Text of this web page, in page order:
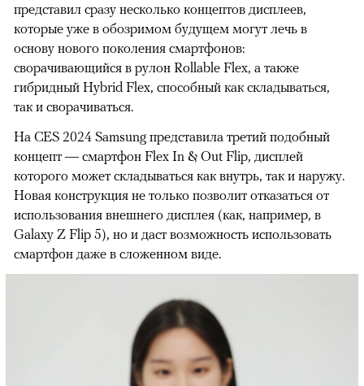
представил сразу несколько концептов дисплеев,
которые уже в обозримом будущем могут лечь в
основу нового поколения смартфонов:
сворачивающийся в рулон Rollable Flex, а также
гибридный Hybrid Flex, способный как складываться,
так и сворачиваться.
На CES 2024 Samsung представила третий подобный
концепт — смартфон Flex In & Out Flip, дисплей
которого может складываться как внутрь, так и наружу.
Новая конструкция не только позволит отказаться от
использования внешнего дисплея (как, например, в
Galaxy Z Flip 5), но и даст возможность использовать
смартфон даже в сложенном виде.